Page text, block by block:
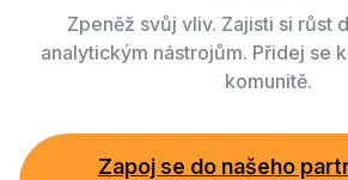
Zpeněž svůj vliv. Zajisti si růst
analytickým nástrojům. Přidej se
komunitě.
Zapoj se do našeho